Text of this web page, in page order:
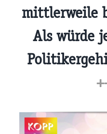
mittlerweile
Als würde